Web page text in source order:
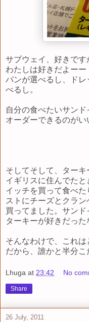
サブウェイ、好きです
わたしは好きだよーー
パンが選べるし、ド
べるし。
自分の食べたいサン
オーダーできるのがい
そしてそして、ターキ
イギリスに住んでた
イッチを買って食べ
ストにチーズとクラ
買ってました。サン
ターキーが好きだった
そんなわけで、これ
だから、誰かと半分こ
Lhuga at 23:42 No
Share
26 July, 2011